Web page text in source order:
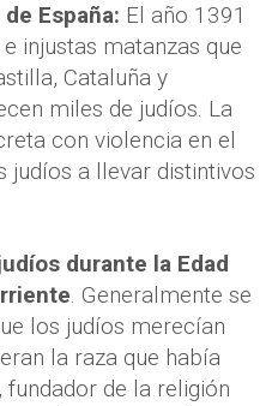
España: El año 1391
injustas matanzas que
Cataluña y
miles de judíos. La
con violencia en el
judíos a llevar distintivos
durante la Edad
. Generalmente se
los judíos merecían
la raza que había
de la religión